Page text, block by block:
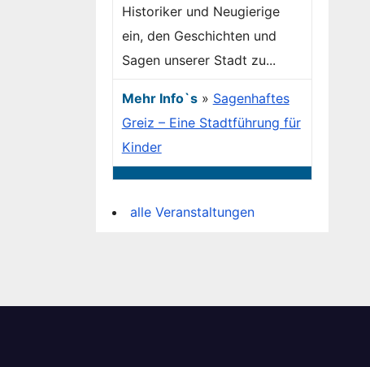
Historiker und Neugierige
ein, den Geschichten und
Sagen unserer Stadt zu...
Mehr Info`s» Sagenhaftes
Greiz – Eine Stadtführung für
Kinder
alle Veranstaltungen